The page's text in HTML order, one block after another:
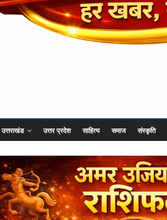
उत्तराखंड उत्तर प्रदेश साहित्य समाज संस्कृति